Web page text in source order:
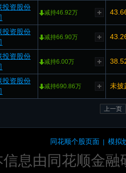
投资股份
减持46.92万
投资股份
减持66.90万
投资股份
减持6.00万
投资股份
减持690.86万 未披
上一页
同花顺个股页面 模拟
息由同花顺金